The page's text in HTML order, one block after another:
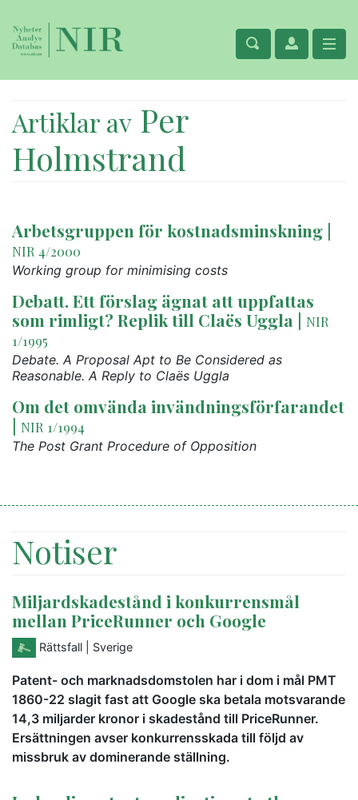
Artiklar av Per
Holmstrand
Arbetsgruppen för kostnadsminskning |
NIR 4/2000
Working group for minimising costs
Debatt. Ett förslag ägnat att uppfattas
som rimligt? Replik till Claës Uggla | NIR
1/1995
Debate. A Proposal Apt to Be Considered as
Reasonable. A Reply to Claës Uggla
Om det omvända invändningsförfarandet
| NIR 1/1994
The Post Grant Procedure of Opposition
Notiser
Miljardskadestånd i konkurrensmål
mellan PriceRunner och Google
Rättsfall | Sverige
Patent- och marknadsdomstolen har i dom i mål PMT
1860-22 slagit fast att Google ska betala motsvarande
14,3 miljarder kronor i skadestånd till PriceRunner.
Ersättningen avser konkurrensskada till följd av
missbruk av dominerande ställning.